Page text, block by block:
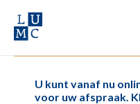
U kunt vanaf nu
voor uw afspraak.